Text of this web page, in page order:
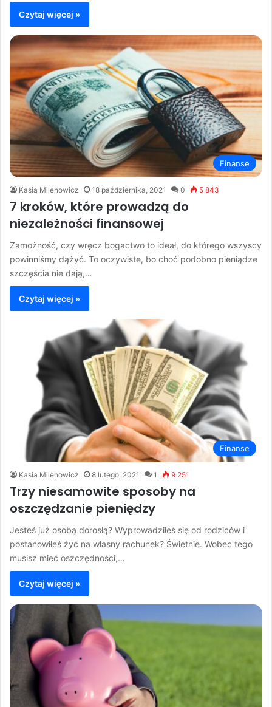
Czytaj więcej »
Finanse
Kasia Milenowicz 18 października, 2021 0 5 843
7 kroków, które prowadzą do
niezależności finansowej
Zamożność, czy wręcz bogactwo to ideał, do którego wszyscy
powinniśmy dążyć. To oczywiste, bo choć podobno pieniądze
szczęścia nie dają,…
Czytaj więcej »
Finanse
Kasia Milenowicz 8 lutego, 2021 1 9 251
Trzy niesamowite sposoby na
oszczędzanie pieniędzy
Jesteś już osobą dorosłą? Wyprowadziłeś się od rodziców i
postanowiłeś żyć na własny rachunek? Świetnie. Wobec tego
musisz mieć oszczędności,…
Czytaj więcej »